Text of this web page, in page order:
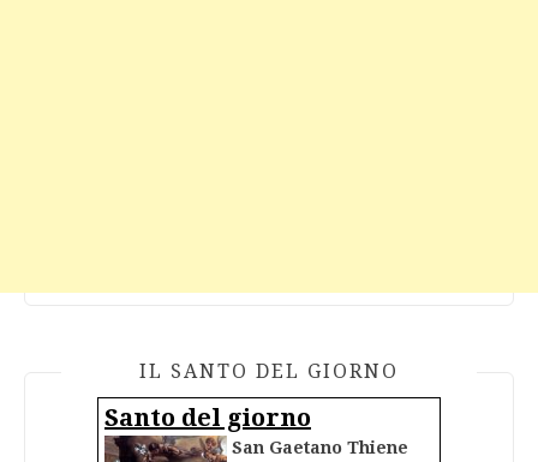
IL SANTO DEL GIORNO
Santo del giorno
San Gaetano Thiene